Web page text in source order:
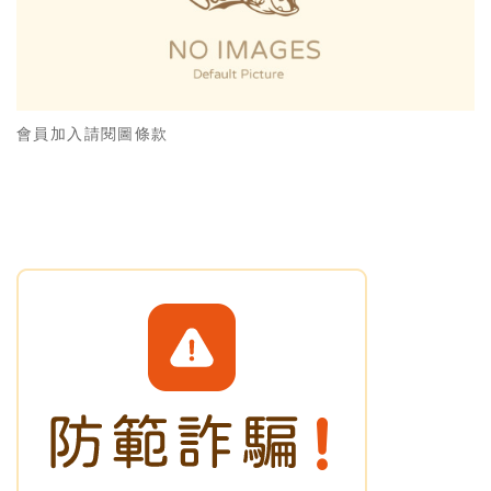
會員加入請閱圖條款